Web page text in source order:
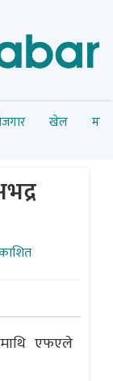
खेल
एफएले